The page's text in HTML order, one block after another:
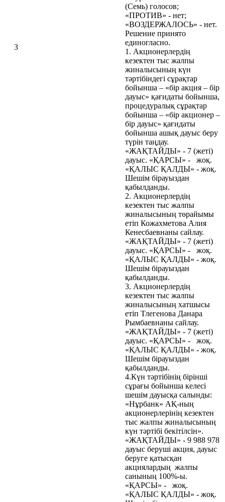
3
(Семь) голосов;
«ПРОТИВ» - нет;
«ВОЗДЕРЖАЛОСЬ» - нет.
Решение принято
единогласно.
1. Акционерлердің
кезектен тыс жалпы
жиналысының күн
тәртібіндегі сұрақтар
бойынша – «бір акция – бір
дауыс» қағидаты бойынша,
процедуралық сұрақтар
бойынша – «бір акционер –
бір дауыс» қағидаты
бойынша ашық дауыс беру
түрін таңдау.
«ЖАҚТАЙДЫ» - 7 (жеті)
дауыс. «ҚАРСЫ» - жоқ.
«ҚАЛЫС ҚАЛДЫ» - жоқ.
Шешім бірауыздан
қабылданды.
2. Акционерлердің
кезектен тыс жалпы
жиналысының төрайымы
етіп Кожахметова Алия
Кенесбаевнаны сайлау.
«ЖАҚТАЙДЫ» - 7 (жеті)
дауыс. «ҚАРСЫ» - жоқ.
«ҚАЛЫС ҚАЛДЫ» - жоқ.
Шешім бірауыздан
қабылданды.
3. Акционерлердің
кезектен тыс жалпы
жиналысының хатшысы
етіп Тлегенова Данара
Рымбаевнаны сайлау.
«ЖАҚТАЙДЫ» - 7 (жеті)
дауыс. «ҚАРСЫ» - жоқ.
«ҚАЛЫС ҚАЛДЫ» - жоқ.
Шешім бірауыздан
қабылданды.
4.Күн тәртібінің бірінші
сұрағы бойынша келесі
шешім дауысқа салынды:
«Нұрбанк» АҚ-ның
акционерлерінің кезектен
тыс жалпы жиналысының
күн тәртібі бекітілсін».
«ЖАҚТАЙДЫ» - 9 988 978
дауыс беруші акция, дауыс
беруге қатысқан
акциялардың жалпы
санының 100%-ы.
«ҚАРСЫ» - жоқ.
«ҚАЛЫС ҚАЛДЫ» - жоқ.